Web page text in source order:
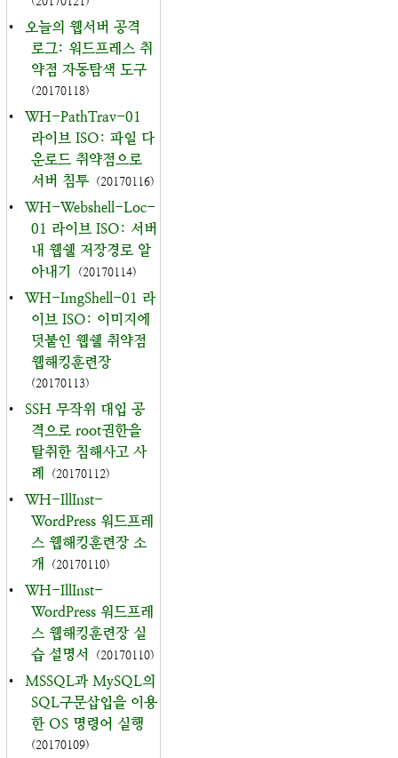
•
오늘의 웹서버 공격
로그: 워드프레스 취
약점 자동탐색 도구
(20170118)
•
WH-PathTrav-01
라이브 ISO: 파일 다
운로드 취약점으로
서버 침투 (20170116)
•
WH-Webshell-Loc-
01 라이브 ISO: 서버
내 웹쉘 저장경로 알
아내기
(20170114)
•
WH-ImgShell-01 라
이브 ISO: 이미지에
덧붙인 웹쉘 취약점
웹해킹훈련장
(20170113)
•
SSH 무작위 대입 공
격으로 root권한을
탈취한 침해사고 사
례
(20170112)
•
WH-IllInst-
WordPress 워드프레
스 웹해킹훈련장 소
개
(20170110)
•
WH-IllInst-
WordPress 워드프레
스 웹해킹훈련장 실
습 설명서
(20170110)
•
MSSQL과 MySQL의
SQL구문삽입을 이용
한 OS 명령어 실행
(20170109)